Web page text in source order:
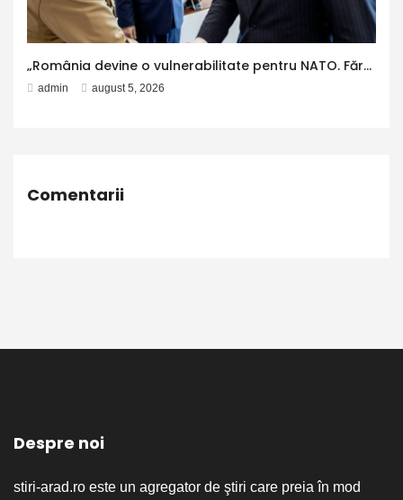
„România devine o vulnerabilitate pentru NATO. Fără reprezentare guvernamentală și fără strategie militară avizată de CSAT” – Aleph News
admin august 5, 2026
Comentarii
Despre noi
stiri-arad.ro este un agregator de ştiri care preia în mod